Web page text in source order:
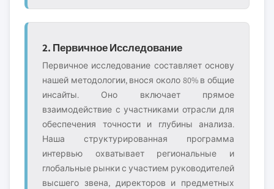
2. Первичное Исследование
Первичное исследование составляет основу
нашей методологии, внося около 80% в общие
инсайты. Оно включает прямое
взаимодействие с участниками отрасли для
обеспечения точности и глубины анализа.
Наша структурированная программа
интервью охватывает региональные и
глобальные рынки с участием руководителей
высшего звена, директоров и предметных